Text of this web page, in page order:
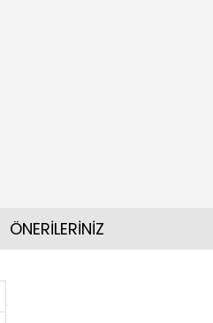
ÖNERİLERİNİZ